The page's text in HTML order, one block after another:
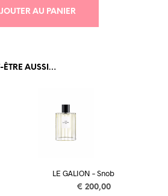
AU PANIER
ÊTRE AUSSI…
LE GALION – Snob
€ 200,00